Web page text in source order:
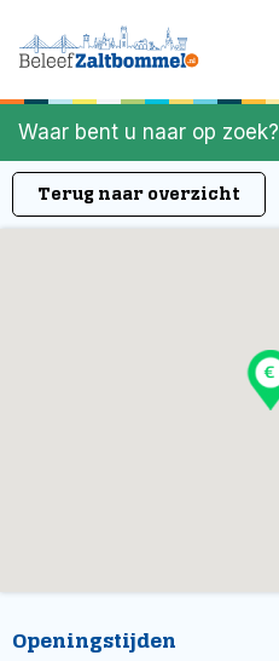
Waar bent u naar op zoek?
Terug naar overzicht
Openingstijden